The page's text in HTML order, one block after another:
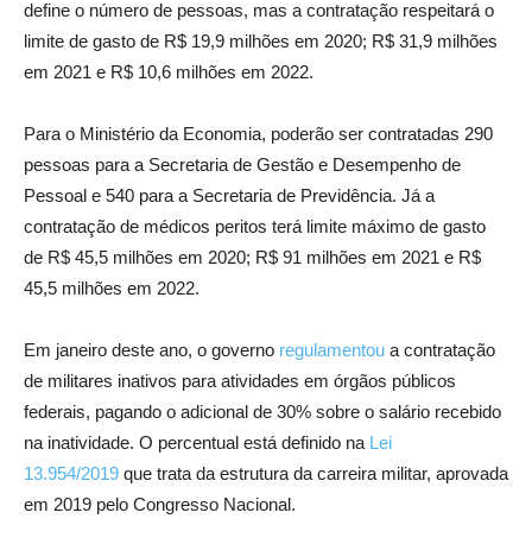
define o número de pessoas, mas a contratação respeitará o
limite de gasto de R$ 19,9 milhões em 2020; R$ 31,9 milhões
em 2021 e R$ 10,6 milhões em 2022.
Para o Ministério da Economia, poderão ser contratadas 290
pessoas para a Secretaria de Gestão e Desempenho de
Pessoal e 540 para a Secretaria de Previdência. Já a
contratação de médicos peritos terá limite máximo de gasto
de R$ 45,5 milhões em 2020; R$ 91 milhões em 2021 e R$
45,5 milhões em 2022.
Em janeiro deste ano, o governo regulamentou a contratação
de militares inativos para atividades em órgãos públicos
federais, pagando o adicional de 30% sobre o salário recebido
na inatividade. O percentual está definido na Lei
13.954/2019 que trata da estrutura da carreira militar, aprovada
em 2019 pelo Congresso Nacional.